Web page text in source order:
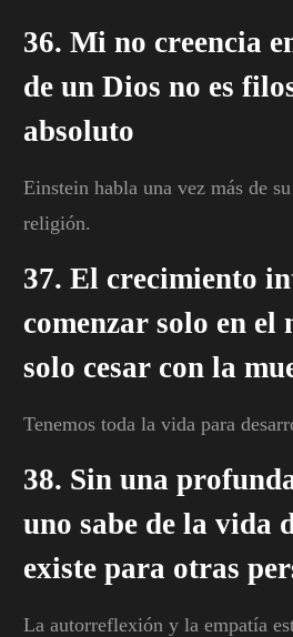
36. Mi no creencia
de un Dios no es
absoluto
Einstein habla una vez más de
religión.
37. El crecimiento
comenzar solo en el
solo cesar con la
Tenemos toda la vida para
38. Sin una
uno sabe de la vida
existe para otras
La autorreflexión y la empatía